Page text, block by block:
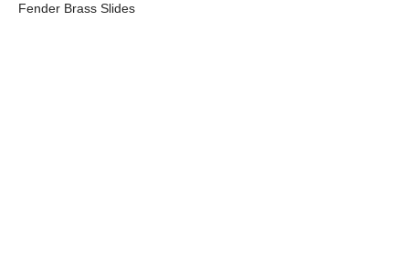
Fender Brass Slides